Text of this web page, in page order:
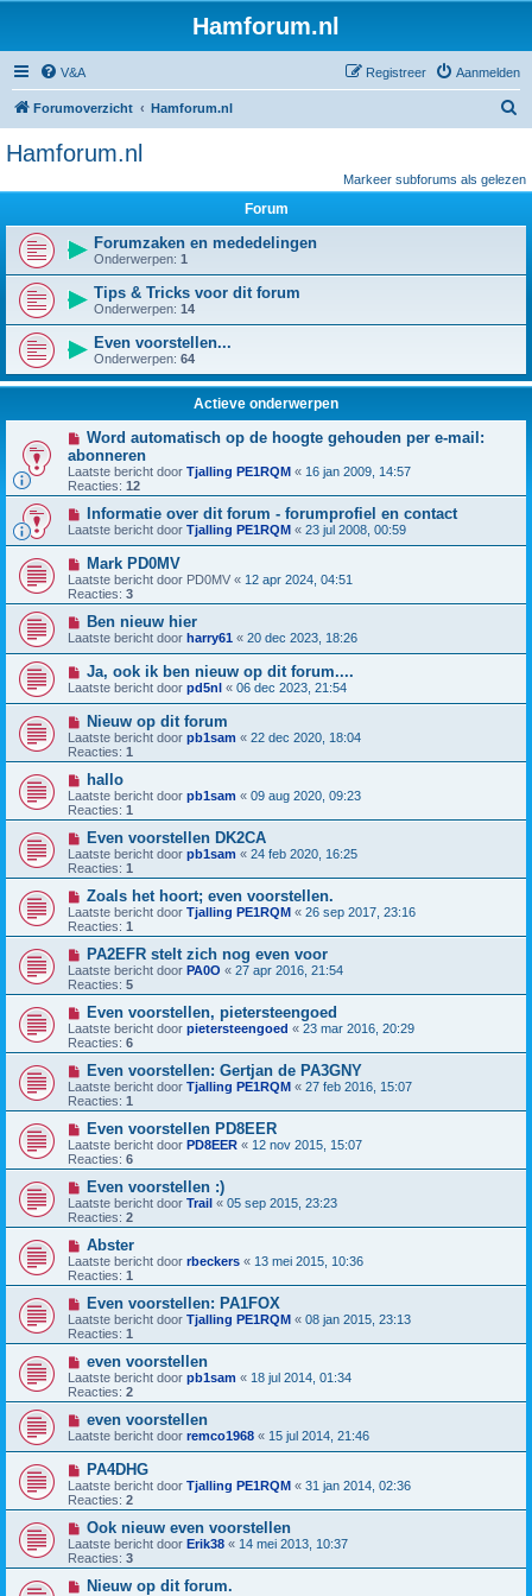
Hamforum.nl
V&A Aanmelden
Registreer
Forumoverzicht Hamforum.nl
k
Hamforum.nl
Markeer subforums als gelezen
Forum
Forumzaken en mededelingen
Onderwerpen: 1
Tips & Tricks voor dit forum
Onderwerpen: 14
Even voorstellen...
Onderwerpen: 64
Actieve onderwerpen
Word automatisch op de hoogte gehouden per e-mail:
abonneren
Laatste bericht door Tjalling PE1RQM « 16 jan 2009, 14:57
Reacties: 12
Informatie over dit forum - forumprofiel en contact
Laatste bericht door Tjalling PE1RQM « 23 jul 2008, 00:59
Mark PD0MV
Laatste bericht door PD0MV « 12 apr 2024, 04:51
Reacties: 3
Ben nieuw hier
Laatste bericht door harry61 « 20 dec 2023, 18:26
Ja, ook ik ben nieuw op dit forum....
Laatste bericht door pd5nl « 06 dec 2023, 21:54
Nieuw op dit forum
Laatste bericht door pb1sam « 22 dec 2020, 18:04
Reacties: 1
hallo
Laatste bericht door pb1sam « 09 aug 2020, 09:23
Reacties: 1
Even voorstellen DK2CA
Laatste bericht door pb1sam « 24 feb 2020, 16:25
Reacties: 1
Zoals het hoort; even voorstellen.
Laatste bericht door Tjalling PE1RQM « 26 sep 2017, 23:16
Reacties: 1
PA2EFR stelt zich nog even voor
Laatste bericht door PA0O « 27 apr 2016, 21:54
Reacties: 5
Even voorstellen, pietersteengoed
Laatste bericht door pietersteengoed « 23 mar 2016, 20:29
Reacties: 6
Even voorstellen: Gertjan de PA3GNY
Laatste bericht door Tjalling PE1RQM « 27 feb 2016, 15:07
Reacties: 1
Even voorstellen PD8EER
Laatste bericht door PD8EER « 12 nov 2015, 15:07
Reacties: 6
Even voorstellen :)
Laatste bericht door Trail « 05 sep 2015, 23:23
Reacties: 2
Abster
Laatste bericht door rbeckers « 13 mei 2015, 10:36
Reacties: 1
Even voorstellen: PA1FOX
Laatste bericht door Tjalling PE1RQM « 08 jan 2015, 23:13
Reacties: 1
even voorstellen
Laatste bericht door pb1sam « 18 jul 2014, 01:34
Reacties: 2
even voorstellen
Laatste bericht door remco1968 « 15 jul 2014, 21:46
PA4DHG
Laatste bericht door Tjalling PE1RQM « 31 jan 2014, 02:36
Reacties: 2
Ook nieuw even voorstellen
Laatste bericht door Erik38 « 14 mei 2013, 10:37
Reacties: 3
Nieuw op dit forum.